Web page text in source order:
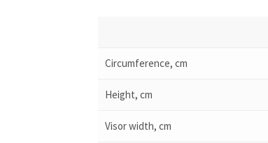
Circumference, cm
Height, cm
Visor width, cm